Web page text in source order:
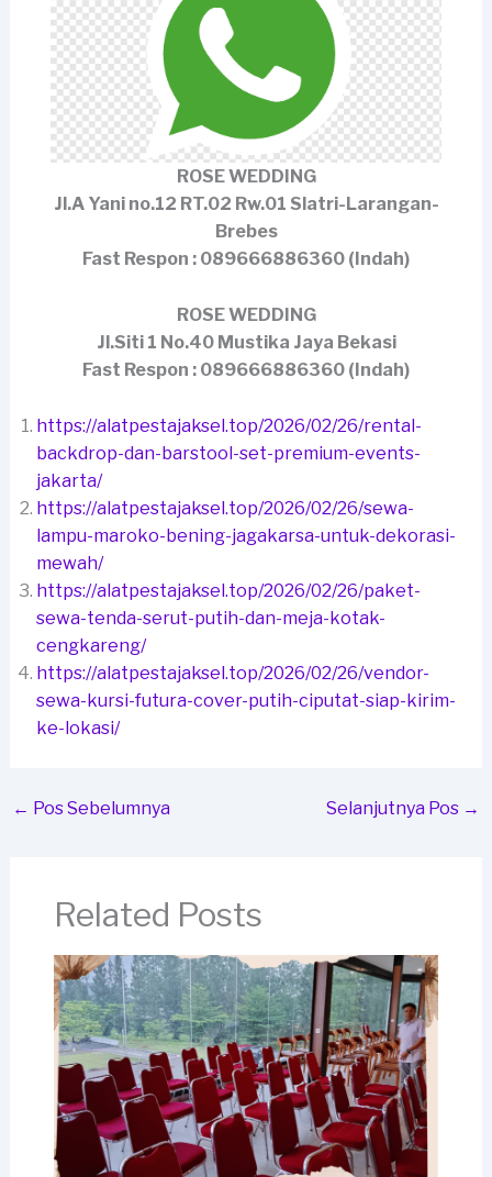
ROSE WEDDING
Jl.A Yani no.12 RT.02 Rw.01 Slatri-Larangan-
Brebes
Fast Respon : 089666886360 (Indah)
ROSE WEDDING
Jl.Siti 1 No.40 Mustika Jaya Bekasi
Fast Respon : 089666886360 (Indah)
https://alatpestajaksel.top/2026/02/26/rental-
backdrop-dan-barstool-set-premium-events-
jakarta/
https://alatpestajaksel.top/2026/02/26/sewa-
lampu-maroko-bening-jagakarsa-untuk-dekorasi-
mewah/
https://alatpestajaksel.top/2026/02/26/paket-
sewa-tenda-serut-putih-dan-meja-kotak-
cengkareng/
https://alatpestajaksel.top/2026/02/26/vendor-
sewa-kursi-futura-cover-putih-ciputat-siap-kirim-
ke-lokasi/
← Pos Sebelumnya Selanjutnya Pos →
Related Posts